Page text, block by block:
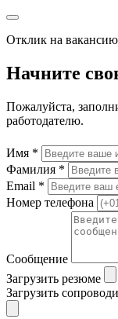
Отклик на вакансию
Начните
Пожалуйста,
работодателю.
Имя *
Фамилия *
Email *
Номер телефона
Сообщение
Загрузить резюме
Загрузить